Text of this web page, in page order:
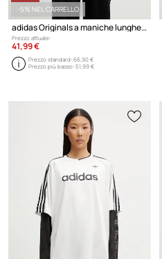
-5% NEL CARRELLO
adidas Originals a maniche lunghe da donna LACE LS JERSEY
Prezzo attuale:
41,99 €
Prezzo standard:66,90 €
Prezzo più basso:51,99 €